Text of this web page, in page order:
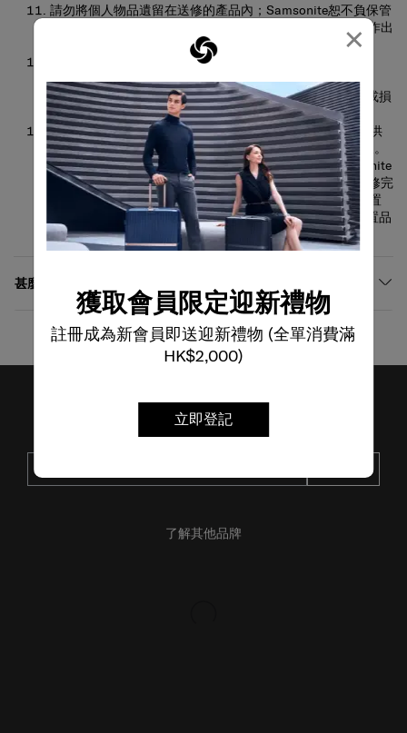
×
獲取會員限定迎新禮物
註冊成為新會員即送迎新禮物 (全單消費滿
HK$2,000)
立即登記
請勿將個人物品遺留在送修的產品內；Samsonite恕不負保管
責任，亦不承擔任何有關財物遺失、損失、損毀的責任或作出
在任何情況下，當產品正在維修中並由Samsonite保管時，
Samsonite的責任僅限於受影響產品的維修或更換費用。
Samsonite在任何情況下均不會對您所受的任何其他損失或損
害負責，包括任何間接或衍生性損害。
Samsonite 將在維修完成後通知您，並保留已維修的產品供
您於7個工作天內（以香港特別行政區的工作天為準）領取。
若未能於限期內取回，該產品將被送返倉庫存放而Samsonite
保留向您收取相關儲存及運輸費用的權利。若維修件於維修完
成後30日曆天尚未被領取，Samsonite有權視該產品為棄置
物品並予以處理而無需另行通知。Samsonite不會對該棄置品
承擔任何損失或損害負責。
甚麼不在保修範圍之內?
接收SAMSONITE的最新消息
了解其他品牌